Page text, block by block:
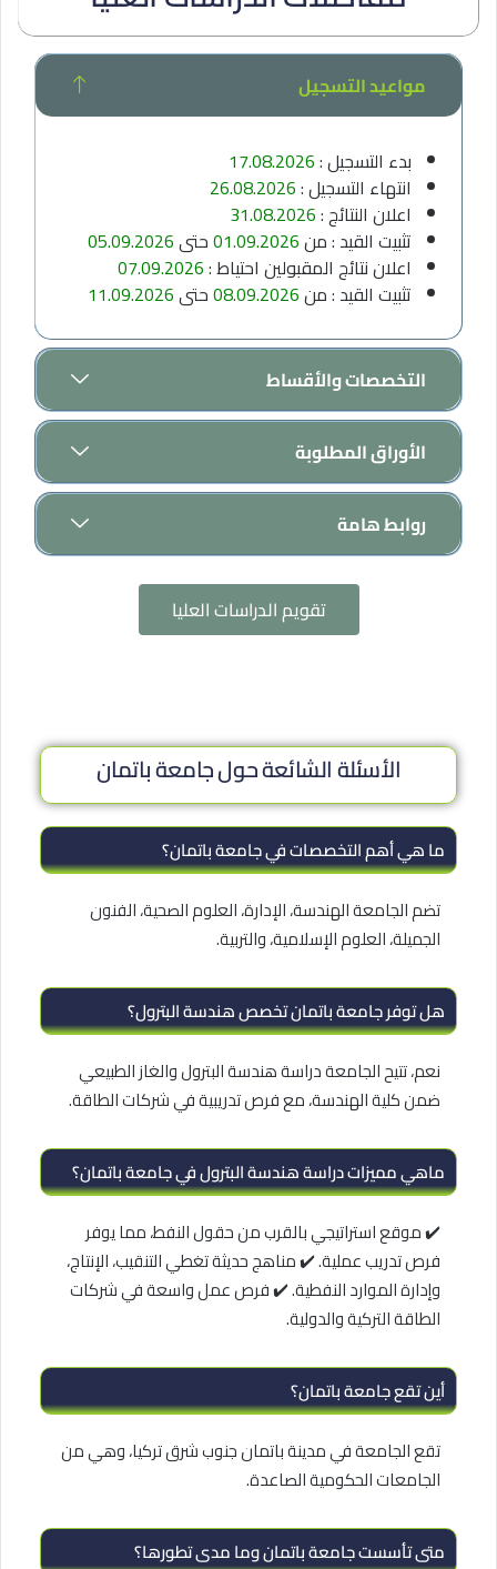
مواعيد التسجيل
بدء التسجيل :17.08.2026
انتهاء التسجيل :26.08.2026
اعلان النتائج :31.08.2026
تثبيت القيد : من01.09.2026حتى05.09.2026
اعلان نتائج المقبولين احتياط :07.09.2026
تثبيت القيد : من08.09.2026حتى11.09.2026
التخصصات والأقساط
الأوراق المطلوبة
روابط هامة
تقويم الدراسات العليا
الأسئلة الشائعة حول جامعة باتمان
ما هي أهم التخصصات في جامعة باتمان؟
تضم الجامعة الهندسة، الإدارة، العلوم الصحية، الفنون
الجميلة، العلوم الإسلامية، والتربية.
هل توفر جامعة باتمان تخصص هندسة البترول؟
نعم، تتيح الجامعة دراسة هندسة البترول والغاز الطبيعي
ضمن كلية الهندسة، مع فرص تدريبية في شركات الطاقة.
ماهي مميزات دراسة هندسة البترول في جامعة باتمان؟
✔️ موقع استراتيجي بالقرب من حقول النفط، مما يوفر
فرص تدريب عملية. ✔️ مناهج حديثة تغطي التنقيب، الإنتاج،
وإدارة الموارد النفطية. ✔️ فرص عمل واسعة في شركات
الطاقة التركية والدولية.
أين تقع جامعة باتمان؟
تقع الجامعة في مدينة باتمان جنوب شرق تركيا، وهي من
الجامعات الحكومية الصاعدة.
متى تأسست جامعة باتمان وما مدى تطورها؟